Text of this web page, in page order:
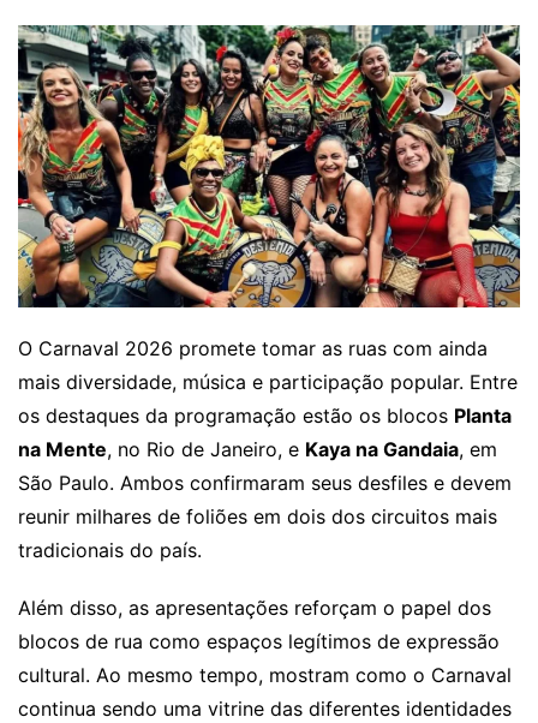
O Carnaval 2026 promete tomar as ruas com ainda
mais diversidade, música e participação popular. Entre
os destaques da programação estão os blocos Planta
na Mente, no Rio de Janeiro, e Kaya na Gandaia, em
São Paulo. Ambos confirmaram seus desfiles e devem
reunir milhares de foliões em dois dos circuitos mais
tradicionais do país.
Além disso, as apresentações reforçam o papel dos
blocos de rua como espaços legítimos de expressão
cultural. Ao mesmo tempo, mostram como o Carnaval
continua sendo uma vitrine das diferentes identidades